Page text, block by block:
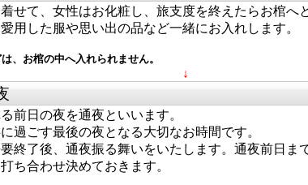
せて、女性はお化粧し、旅支度を終えたらお棺へ
用した服や思い出の品など一緒にお入れします。
、お棺の中へ入れられません。
前日の夜を通夜といいます。
に過ごす最後の夜となる大切なお時間です。
終了後、通夜振る舞いをいたします。通夜前日ま
ち合わせ決めておきます。